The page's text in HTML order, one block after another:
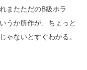
またただのB級ホラ
うか所作が、ちょっと
ゃないとすぐわかる。